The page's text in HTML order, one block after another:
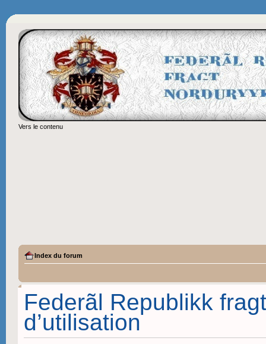
Vers le contenu
Index du forum
Federãl Republikk
d’utilisation